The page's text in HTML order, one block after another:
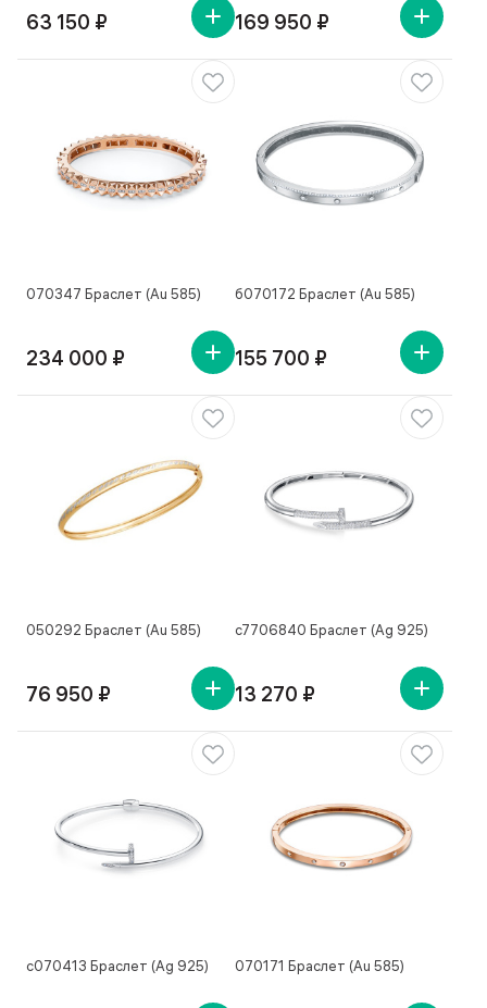
63 150 ₽ 169 950 ₽
070347 Браслет (Au 585)
234 000 ₽
б070172 Браслет (Au 585)
155 700 ₽
050292 Браслет (Au 585)
76 950 ₽
с7706840 Браслет (Ag 925)
13 270 ₽
с070413 Браслет (Ag 925) 070171 Браслет (Au 585)